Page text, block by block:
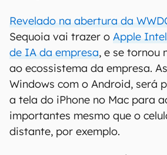
Revelado na abertura da
Sequoia vai trazer o Apple
de IA da empresa, e se tornou
ao ecossistema da empresa.
Windows com o Android, será
a tela do iPhone no Mac para
importantes mesmo que o
distante, por exemplo.